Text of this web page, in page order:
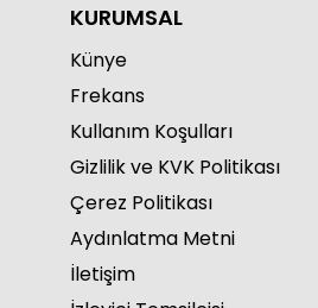
KURUMSAL
Künye
Frekans
Kullanım Koşulları
Gizlilik ve KVK Politikası
Çerez Politikası
Aydınlatma Metni
İletişim